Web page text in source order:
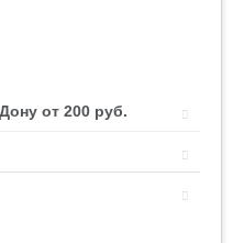
от 200 руб.